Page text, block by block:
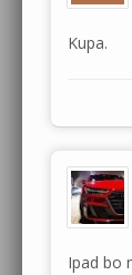
Kupa.
Ipad bo